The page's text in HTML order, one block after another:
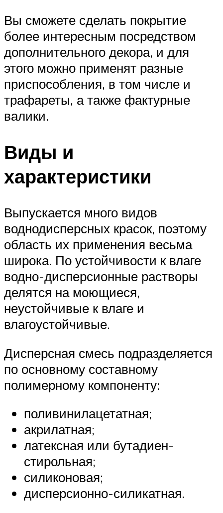
Вы сможете сделать покрытие
более интересным посредством
дополнительного декора, и для
этого можно применят разные
приспособления, в том числе и
трафареты, а также фактурные
валики.
Виды и
характеристики
Выпускается много видов
воднодисперсных красок, поэтому
область их применения весьма
широка. По устойчивости к влаге
водно-дисперсионные растворы
делятся на моющиеся,
неустойчивые к влаге и
влагоустойчивые.
Дисперсная смесь подразделяется
по основному составному
полимерному компоненту:
поливинилацетатная;
акрилатная;
латексная или бутадиен-
стирольная;
силиконовая;
дисперсионно-силикатная.